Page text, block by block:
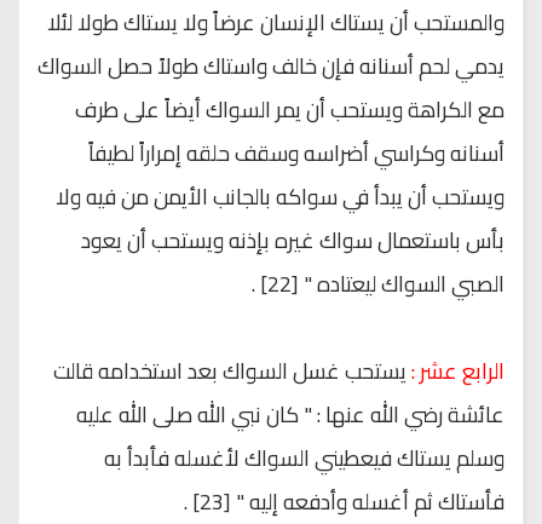
والمستحب أن يستاك الإنسان عرضاً ولا يستاك طولا لئلا
يدمي لحم أسنانه فإن خالف واستاك طولاً حصل السواك
مع الكراهة ويستحب أن يمر السواك أيضاً على طرف
أسنانه وكراسي أضراسه وسقف حلقه إمراراً لطيفاً
ويستحب أن يبدأ في سواكه بالجانب الأيمن من فيه ولا
بأس باستعمال سواك غيره بإذنه ويستحب أن يعود
الصبي السواك ليعتاده " [22] .
الرابع عشر :يستحب غسل السواك بعد استخدامه قالت
عائشة رضي الله عنها : " كان نبي الله صلى الله عليه
وسلم يستاك فيعطيني السواك لأغسله فأبدأ به
فأستاك ثم أغسله وأدفعه إليه " [23] .